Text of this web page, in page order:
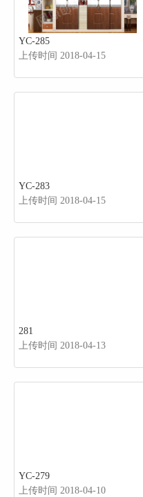
YC-285
上传时间 2018-04-15
YC-283
上传时间 2018-04-15
281
上传时间 2018-04-13
YC-279
上传时间 2018-04-10